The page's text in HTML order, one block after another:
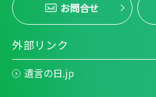
お問合せ
外部リンク
遺言の日.jp